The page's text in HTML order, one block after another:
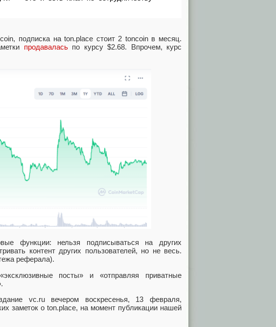
, подписка на ton.place стоит 2 toncoin в месяц.
продаваласьпо курсу $2.68. Впрочем, курс
функции: нельзя подписываться на других
контент других пользователей, но не весь.
реферала).
«эксклюзивные посты» и «отправляя приватные
vc.ru вечером воскресенья, 13 февраля,
заметок о ton.place, на момент публикации нашей